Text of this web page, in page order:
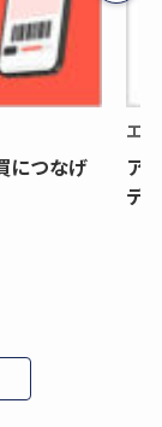
につなげ
エ
ア
デ